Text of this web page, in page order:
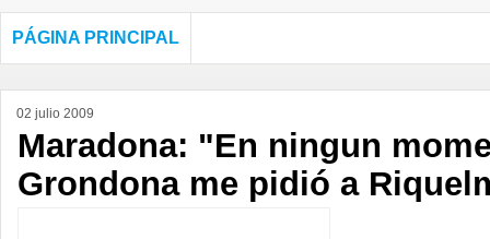
PÁGINA PRINCIPAL
02 julio 2009
Maradona: "En ningun
Grondona me pidió a